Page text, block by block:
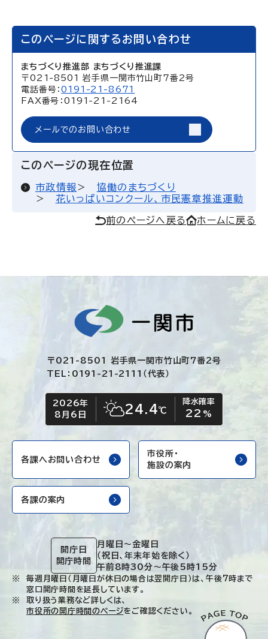
このページに関するお問い合わせ
まちづくり推進部 まちづくり推進課
〒021-8501 岩手県一関市竹山町7番2号
電話番号：0191-21-8671
FAX番号：0191-21-2164
メールでのお問い合わせ
このページの現在位置
市政情報
協働のまちづくり
花いっぱいコンクール、市民憲章推進運動
前のページへ戻る ホームに戻る
〒021-8501 岩手県一関市竹山町7番2号
TEL：0191-21-2111（代表）
今日の日付
2026年
8月6日
今日の天気
晴れ時々くもり
24.4℃
降水確率
22 %
各課へお問い合わせ
市役所・
施設の案内
各課の案内
開庁日
開庁時間
月曜日～金曜日
（祝日、年末年始を除く）
午前8時30分～午後5時15分
毎週月曜日（月曜日が休日の場合は翌開庁日）は、午後7時まで
窓口開庁時間を延長しています。
取り扱う業務など詳しくは、
市役所の開庁時間のページをご確認ください。